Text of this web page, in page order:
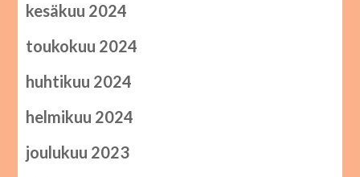
kesäkuu 2024
toukokuu 2024
huhtikuu 2024
helmikuu 2024
joulukuu 2023